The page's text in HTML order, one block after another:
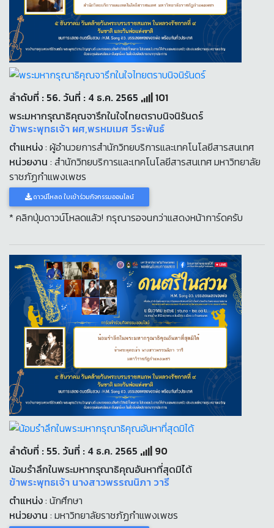
ลำดับที่ : 56. วันที่ : 4 ธ.ค. 2565
101
พระมหากรุณาธิคุณจารึกในใจไทยตราบนิจนิรันดร์
ข้าพระพุทธเจ้า ผศ,พรหมเมศ วีระพันธ์
ตำแหน่ง: ผู้อำนวยการสำนักวิทยบริการและเทคโนโลยีสารสนเทศ
หน่วยงาน : สำนักวิทยบริการและเทคโนโลยีสารสนเทศ มหาวิทยาลัย
ราชภัฏกำแพงเพชร
ดาวน์โหลด ใบเข้าร่วมกิจกรรมออนไลน์
* คลิกปุ่มดาวน์โหลดแล้ว! กรุณารอจนกว่าแสดงหน้าการ์ดครับ
ลำดับที่ : 55. วันที่ : 4 ธ.ค. 2565
90
น้อมรำลึกในพระมหากรุณาธิคุณอันหาที่สุดมิได้
ข้าพระพุทธเจ้า นางสาวพรรณนิภา วารี
ตำแหน่ง: นักศึกษา
หน่วยงาน : มหาวิทยาลัยราชภัฏกำแพงเพชร